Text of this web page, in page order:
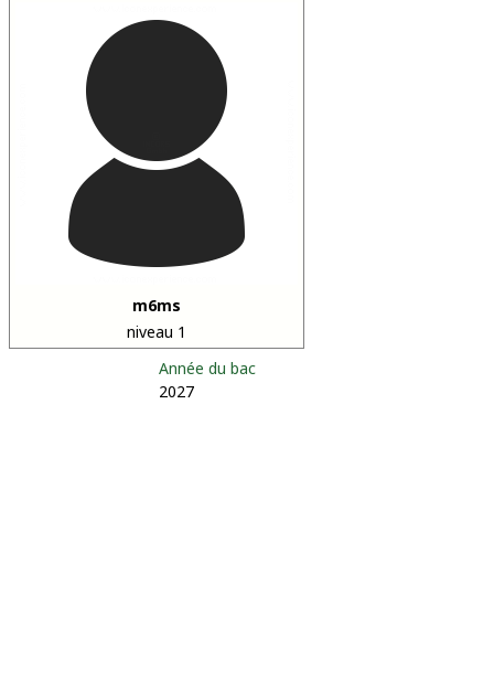
m6ms
niveau 1
Année du bac
2027